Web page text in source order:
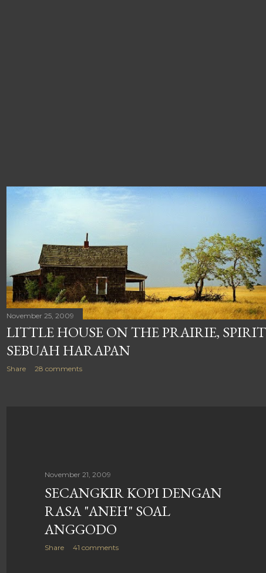
November 25, 2009
LITTLE HOUSE ON THE PRAIRIE, SPIRIT
SEBUAH HARAPAN
Share 28 comments
November 21, 2009
SECANGKIR KOPI DENGAN
RASA "ANEH" SOAL
ANGGODO
Share 41 comments